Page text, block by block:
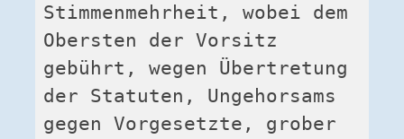
Stimmenmehrheit, wobei dem
Obersten der Vorsitz
gebührt, wegen Übertretung
der Statuten, Ungehorsams
gegen Vorgesetzte, grober